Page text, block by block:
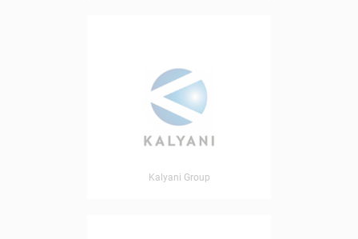
Kalyani Group